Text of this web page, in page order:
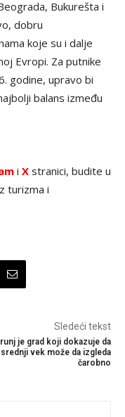
Bukurešta i
dobru
koje su i dalje
Evropi. Za putnike
godine, upravo bi
balans između
i X stranici, budite u
turizma i
Sledeći tekst
je grad koji dokazuje da
srednji vek može da izgleda
čarobno